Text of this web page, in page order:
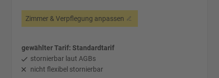
Zimmer & Verpflegung anpassen
gewählter Tarif: Standardtarif
stornierbar laut AGBs
nicht flexibel stornierbar